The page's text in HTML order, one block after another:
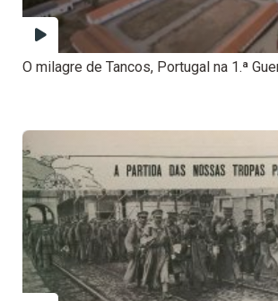
O milagre de Tancos, Portugal na 1.ª